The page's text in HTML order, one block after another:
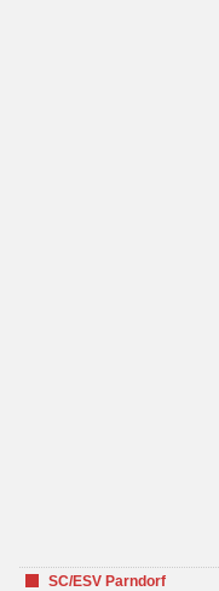
SC/ESV Parndorf